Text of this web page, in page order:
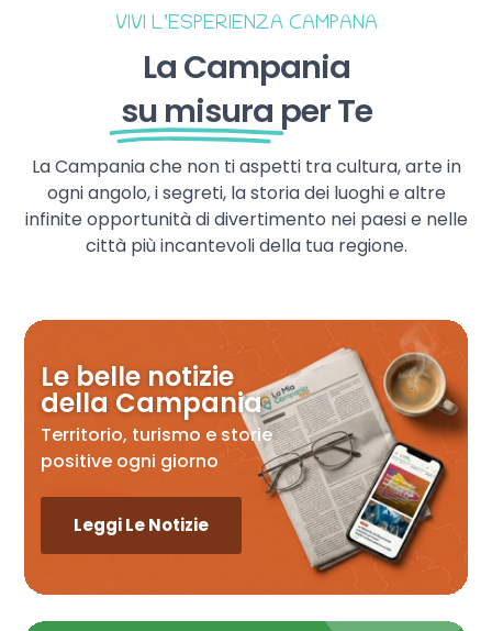
VIVI L’ESPERIENZA CAMPANA
La Campania
su misura per Te
La Campania che non ti aspetti tra cultura, arte in
ogni angolo, i segreti, la storia dei luoghi e altre
infinite opportunità di divertimento nei paesi e nelle
città più incantevoli della tua regione.
Le belle notizie
della Campania
Territorio, turismo e storie
positive ogni giorno
Leggi Le Notizie